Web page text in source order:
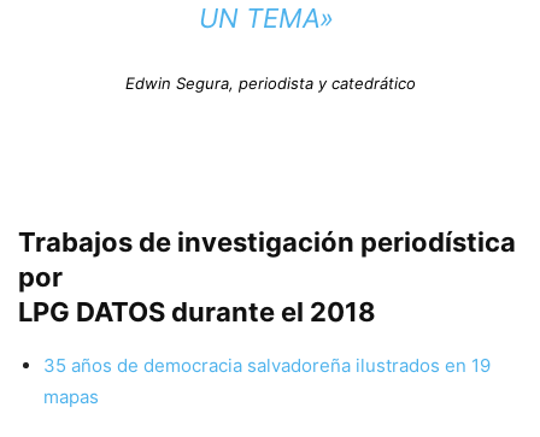
UN TEMA»
Edwin Segura, periodista y catedrático
Trabajos de investigación periodística
por
LPG DATOS durante el 2018
35 años de democracia salvadoreña ilustrados en 19
mapas